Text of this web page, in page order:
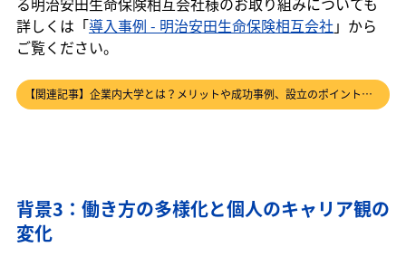
詳しくは「導入事例 - 明治安田生命保険相互会社」から
ご覧ください。
【関連記事】企業内大学とは？メリットや成功事例、設立のポイント、設立のステップを徹底解説！ の記事はこちら→
背景3：働き方の多様化と個人のキャリア観の
変化